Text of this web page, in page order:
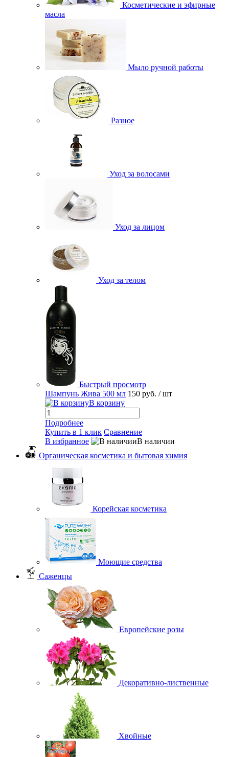
Косметические и эфирные
масла
Мыло ручной работы
Разное
Уход за волосами
Уход за лицом
Уход за телом
Быстрый просмотр
Шампунь Жива 500 мл 150 руб. / шт
В корзину
Подробнее
Купить в 1 клик Сравнение
В избранное
В наличии
Органическая косметика и бытовая химия
Корейская косметика
Моющие средства
Саженцы
Европейские розы
Декоративно-лиственные
Хвойные